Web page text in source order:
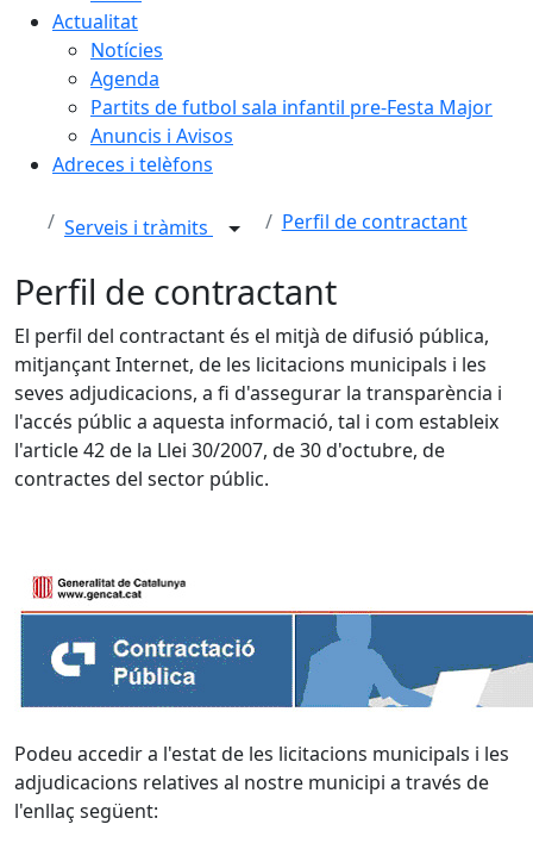
Actualitat
Notícies
Agenda
Partits de futbol sala infantil pre-Festa Major
Anuncis i Avisos
Adreces i telèfons
Serveis i tràmits Perfil de contractant
Perfil de contractant
El perfil del contractant és el mitjà de difusió pública,
mitjançant Internet, de les licitacions municipals i les
seves adjudicacions, a fi d'assegurar la transparència i
l'accés públic a aquesta informació, tal i com estableix
l'article 42 de la Llei 30/2007, de 30 d'octubre, de
contractes del sector públic.
Podeu accedir a l'estat de les licitacions municipals i les
adjudicacions relatives al nostre municipi a través de
l'enllaç següent: